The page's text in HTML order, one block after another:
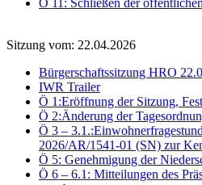
Ö 11: Schließen der
Sitzung vom: 22.04.2026
Bürgerschaftssitzung HRO
IWR Trailer
Ö 1:Eröffnung der Sitzung,
Ö 2:Änderung der
Ö 3 –
2026/AR/1541-01 (SN) zur
Ö 5: Genehmigung der
Ö 6 – 6.1: Mitteilungen des